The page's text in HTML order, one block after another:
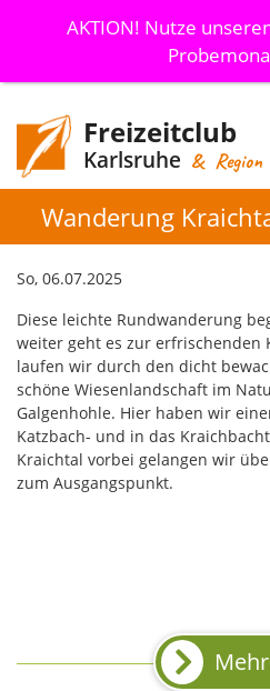
AKTION! Nutze
Freizeitclub
Karlsruhe & Region
Wanderung
So, 06.07.2025
Diese leichte Rundwanderung
weiter geht es zur erfrischenden
laufen wir durch den dicht
schöne Wiesenlandschaft im
Galgenhohle. Hier haben wir
Katzbach- und in das
Kraichtal vorbei gelangen wir
zum Ausgangspunkt.